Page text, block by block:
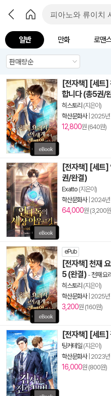
일반 만화 로맨
[전자책] [세트]
합니다 (총5권/
히스토리 (지은이)
학산문화사| 2025년
12,800원 (640원)
[전자책] [세트]
권/완결)
Exatto (지은이)
학산문화사| 2024년
64,000원 (3,200
ePub
[전자책] 천재
5 (완결) -천재 요
히스토리 (지은이)
학산문화사| 2025년
3,200원 (160원)
[전자책] [세트]
팅커테일 (지은이)
학산문화사| 2023년
16,000원 (800원)